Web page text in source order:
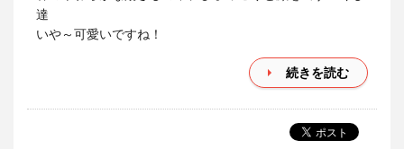
達
いや～可愛いですね！
続きを読む